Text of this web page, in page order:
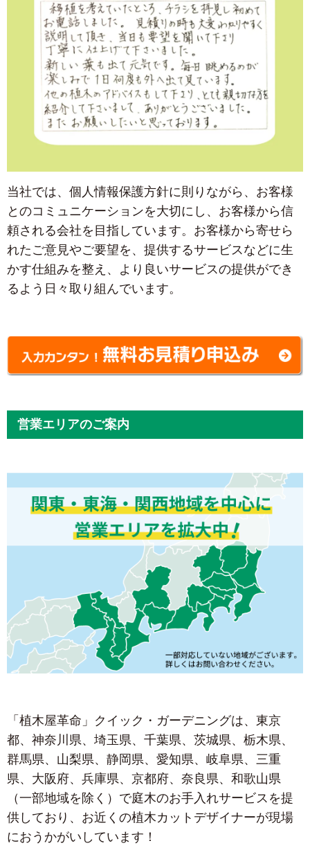
当社では、個人情報保護方針に則りながら、お客様
とのコミュニケーションを大切にし、お客様から信
頼される会社を目指しています。お客様から寄せら
れたご意見やご要望を、提供するサービスなどに生
かす仕組みを整え、より良いサービスの提供ができ
るよう日々取り組んでいます。
営業エリアのご案内
「植木屋革命」クイック・ガーデニングは、東京
都、神奈川県、埼玉県、千葉県、茨城県、栃木県、
群馬県、山梨県、静岡県、愛知県、岐阜県、三重
県、大阪府、兵庫県、京都府、奈良県、和歌山県
（一部地域を除く）で庭木のお手入れサービスを提
供しており、お近くの植木カットデザイナーが現場
におうかがいしています！